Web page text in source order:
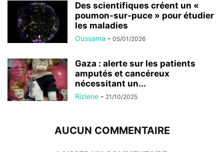
Des scientifiques créent un «
poumon-sur-puce » pour étudier
les maladies
Oussama - 05/01/2026
Gaza : alerte sur les patients
amputés et cancéreux
nécessitant un...
Rizlene - 21/10/2025
AUCUN COMMENTAIRE